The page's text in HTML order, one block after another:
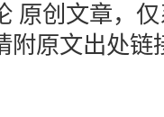
创文章，仅
附原文出处链